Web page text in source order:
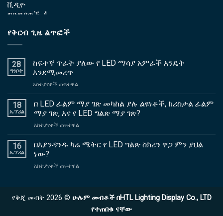
የቅርብ ጊዜ ልጥፎች
28
ግንቦት
ከፍተኛ ጥራት ያለው የ LED ማሳያ አምራች እንዴት
እንደሚመረጥ
አስተያየቶች ጠፍተዋል
ጥራት
ያለው
የ
LED
አምራች
18
ኤፕሪል
በ LED ፊልም ማያ ገጽ መካከል ያሉ ልዩነቶች, ክሪስታል ፊልም
ማያ ገጽ, እና የ LED ግልጽ ማያ ገጽ?
አስተያየቶች ጠፍተዋል
LED
ገጽ
ክሪስታል
ፊልም
16
ኤፕሪል
በእያንዳንዱ ካሬ ሜትር የ LED ግልጽ ስክሪን ዋጋ ምን ያህል
ነው?
አስተያየቶች ጠፍተዋል
የ
የቅጂ መብት 2026 © ሁሉም መብቶች በHTL Lighting Display Co., LTD
የተጠበቁ ናቸው